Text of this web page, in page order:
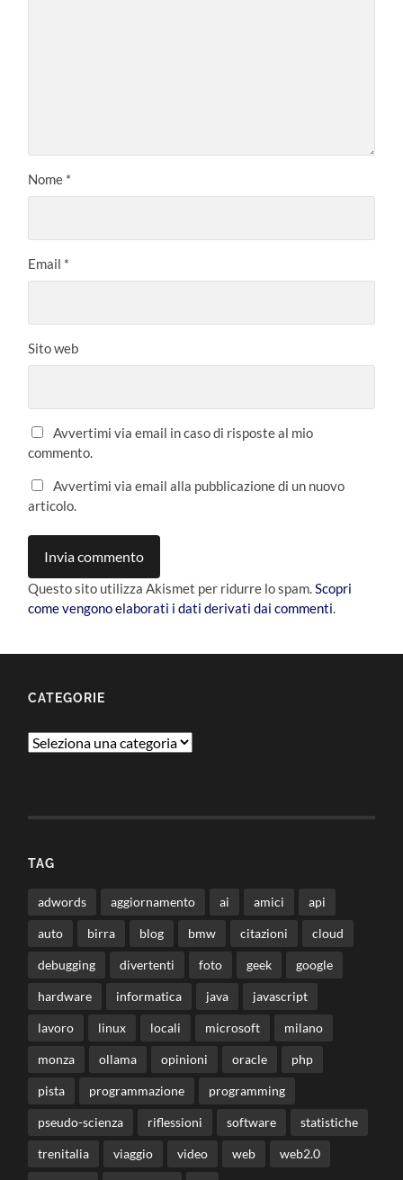
Nome *
Email *
Sito web
Avvertimi via email in caso di risposte al mio
commento.
Avvertimi via email alla pubblicazione di un nuovo
articolo.
Questo sito utilizza Akismet per ridurre lo spam.Scopri
come vengono elaborati i dati derivati dai commenti.
CATEGORIE
Categorie
TAG
adwords aggiornamento ai amici api
auto birra blog bmw citazioni cloud
debugging divertenti foto geek google
hardware informatica java javascript
lavoro linux locali microsoft milano
monza ollama opinioni oracle php
pista programmazione programming
pseudo-scienza riflessioni software statistiche
trenitalia viaggio video web web2.0